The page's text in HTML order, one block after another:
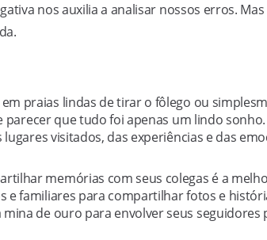
nos auxilia a analisar nossos erros.
praias lindas de tirar o fôlego ou
que tudo foi apenas um lindo
visitados, das experiências e das
memórias com seus colegas é a
familiares para compartilhar fotos e
de ouro para envolver seus